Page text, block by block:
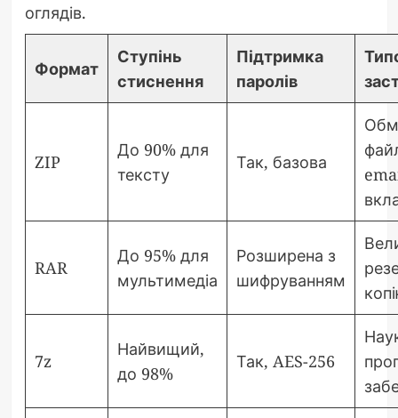
оглядів.
Формат
Ступінь
стиснення
Підтримка
паролів
ZIP
До 90% для
тексту
Так, базова
RAR
До 95% для
мультимедіа
Розширена з
шифруванням
7z
Найвищий,
до 98%
Так, AES-256